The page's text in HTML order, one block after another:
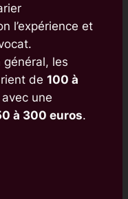
l’expérience et
les
de 100 à
avec une
à 300 euros.